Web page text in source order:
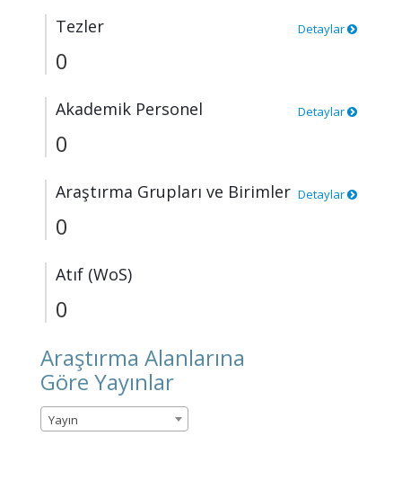
Tezler Detaylar
0
Akademik Personel Detaylar
0
Araştırma Grupları ve Birimler Detaylar
0
Atıf (WoS)
0
Araştırma Alanlarına
Göre Yayınlar
Yayın